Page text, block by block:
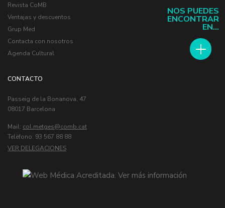
NOS PUEDES
ENCONTRAR
EN...
Revista CoMB
Ventajas y descuentos
Grup Med
Contacta con nosotros
Agenda Cultural
CONTACTO
Passeig de la Bonanova, 47
08017 Barcelona
Mail: col.metges
Telèfono: 93 567 88 88
VER DELEGACIONES